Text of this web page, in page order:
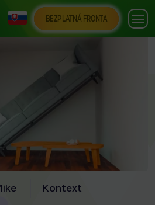
BEZPLATNÁ FRONTA
Kontext